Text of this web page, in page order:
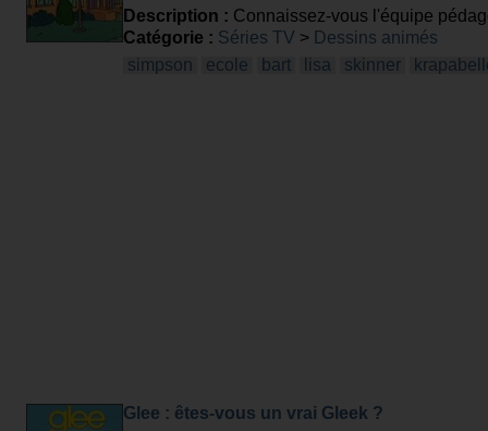
Description : Connaissez-vous l'équipe
Catégorie : Séries TV > Dessins animés
simpson
ecole bart lisa skinner
Glee : êtes-vous un vrai Gleek ?